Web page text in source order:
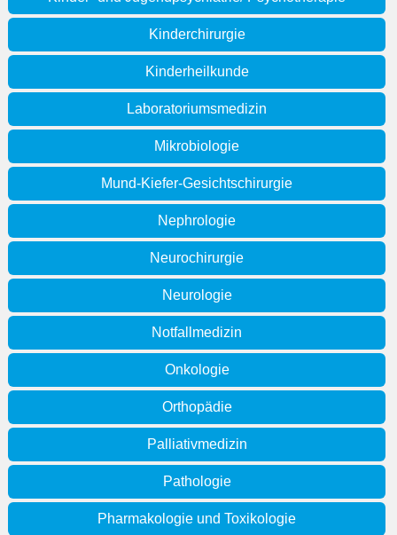
Kinderchirurgie
Kinderheilkunde
Laboratoriumsmedizin
Mikrobiologie
Mund-Kiefer-Gesichtschirurgie
Nephrologie
Neurochirurgie
Neurologie
Notfallmedizin
Onkologie
Orthopädie
Palliativmedizin
Pathologie
Pharmakologie und Toxikologie